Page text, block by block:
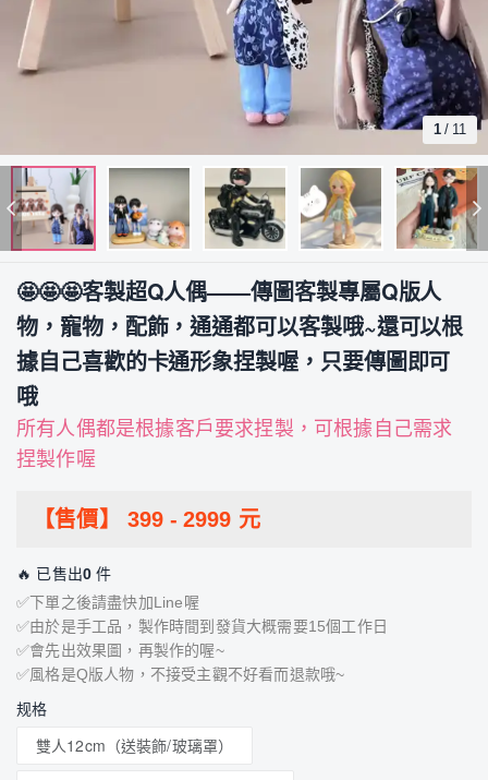
1 / 11
🤩🤩🤩客製超Q人偶——傳圖客製專屬Q版人
物，寵物，配飾，通通都可以客製哦~還可以根
據自己喜歡的卡通形象捏製喔，只要傳圖即可
哦
所有人偶都是根據客戶要求捏製，可根據自己需求
捏製作喔
【售價】 399 - 2999 元
🔥 已售出0 件
✅下單之後請盡快加Line喔
✅由於是手工品，製作時間到發貨大概需要15個工作日
✅會先出效果圖，再製作的喔~
✅風格是Q版人物，不接受主觀不好看而退款哦~
规格
雙人12cm（送裝飾/玻璃罩）